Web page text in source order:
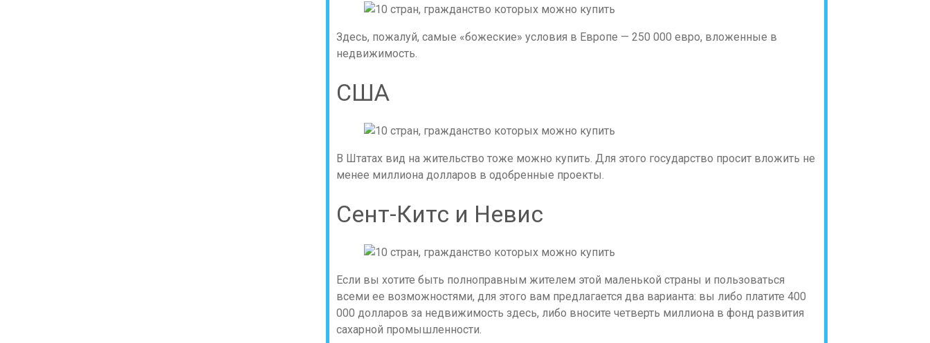
Здесь, пожалуй, самые «божеские» условия в Европе — 250 000 евро, вложенные в
недвижимость.
США
В Штатах вид на жительство тоже можно купить. Для этого государство просит вложить не
менее миллиона долларов в одобренные проекты.
Сент-Китс и Невис
Если вы хотите быть полноправным жителем этой маленькой страны и пользоваться
всеми ее возможностями, для этого вам предлагается два варианта: вы либо платите 400
000 долларов за недвижимость здесь, либо вносите четверть миллиона в фонд развития
сахарной промышленности.